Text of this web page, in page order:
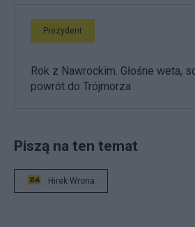
Prezydent
Rok z Nawrockim. Głośne weta,
powrót do Trójmorza
Piszą na ten temat
Hirek Wrona